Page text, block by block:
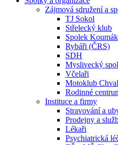
Zájmová sdružení a
TJ Sokol
Střelecký klub
Spolek Koumák
Rybáři (ČRS)
SDH
Myslivecký
Včelaři
Motoklub
Rodinné
Instituce a firmy
Stravování a
Prodejny a
Lékaři
Psychiatrická